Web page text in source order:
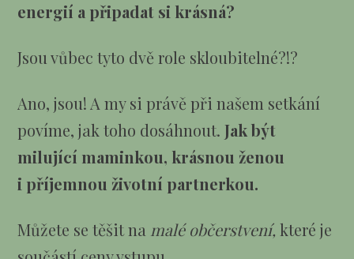
energií a připadat si krásná?
Jsou vůbec tyto dvě role skloubitelné?!?
Ano, jsou! A my si právě při našem setkání
povíme, jak toho dosáhnout.Jak být
milující maminkou, krásnou ženou
i příjemnou životní partnerkou.
Můžete se těšit na malé občerstvení,které je